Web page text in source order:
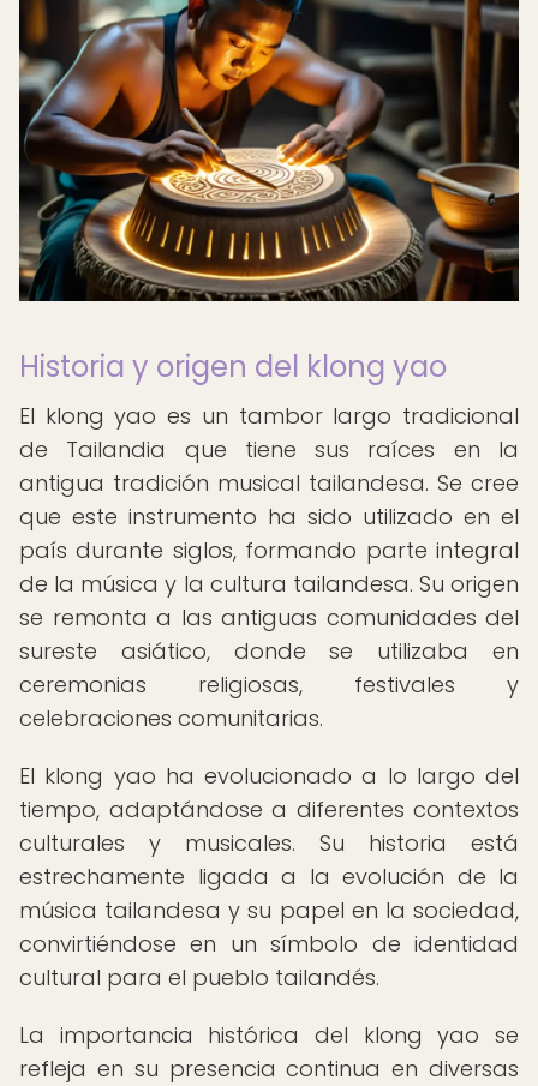
Historia y origen del klong yao
El klong yao es un tambor largo tradicional
de Tailandia que tiene sus raíces en la
antigua tradición musical tailandesa. Se cree
que este instrumento ha sido utilizado en el
país durante siglos, formando parte integral
de la música y la cultura tailandesa. Su origen
se remonta a las antiguas comunidades del
sureste asiático, donde se utilizaba en
ceremonias religiosas, festivales y
celebraciones comunitarias.
El klong yao ha evolucionado a lo largo del
tiempo, adaptándose a diferentes contextos
culturales y musicales. Su historia está
estrechamente ligada a la evolución de la
música tailandesa y su papel en la sociedad,
convirtiéndose en un símbolo de identidad
cultural para el pueblo tailandés.
La importancia histórica del klong yao se
refleja en su presencia continua en diversas